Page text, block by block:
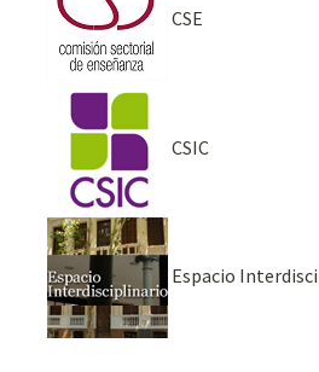
CSE
CSIC
Espacio